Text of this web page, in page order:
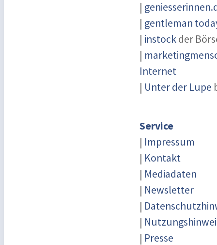
|
| gentleman
| instockder
|
Internet
| Unter der Lupe
Service
| Impressum
| Kontakt
| Mediadaten
| Newsletter
|
|
| Presse